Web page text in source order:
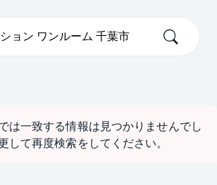
は一致する情報は見つかりませんでし
して再度検索をしてください。